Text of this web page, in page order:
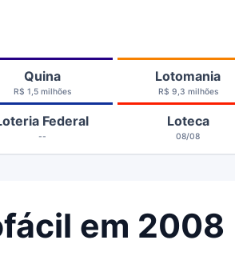
Quina
R$ 1,5 milhões
Lotomania
R$ 9,3 milhões
Federal
--
Loteca
08/08
em 2008